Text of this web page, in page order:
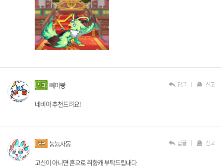
빼미빵
네비아 추천드려요!
답글 신고
늅늅사몽
고신이 아니면 혼으로 취향캐 부탁드립내다
답글 신고